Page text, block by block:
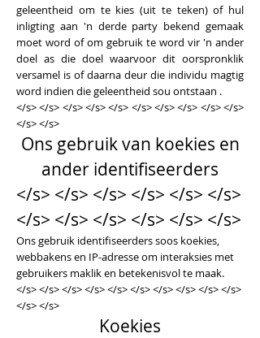
geleentheid om te kies (uit te teken) of hul
inligting aan 'n derde party bekend gemaak
moet word of om gebruik te word vir 'n ander
doel as die doel waarvoor dit oorspronklik
versamel is of daarna deur die individu magtig
word indien die geleentheid sou ontstaan .
</s> </s> </s> </s> </s> </s> </s> </s> </s> </s>
</s> </s>
Ons gebruik van koekies en
ander identifiseerders
</s> </s> </s> </s> </s> </s>
</s> </s> </s> </s> </s> </s>
Ons gebruik identifiseerders soos koekies,
webbakens en IP-adresse om interaksies met
gebruikers maklik en betekenisvol te maak.
</s> </s> </s> </s> </s> </s> </s> </s> </s> </s>
</s> </s>
Koekies